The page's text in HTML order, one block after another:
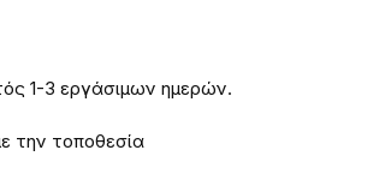
1-3 εργάσιμων ημερών.
την τοποθεσία